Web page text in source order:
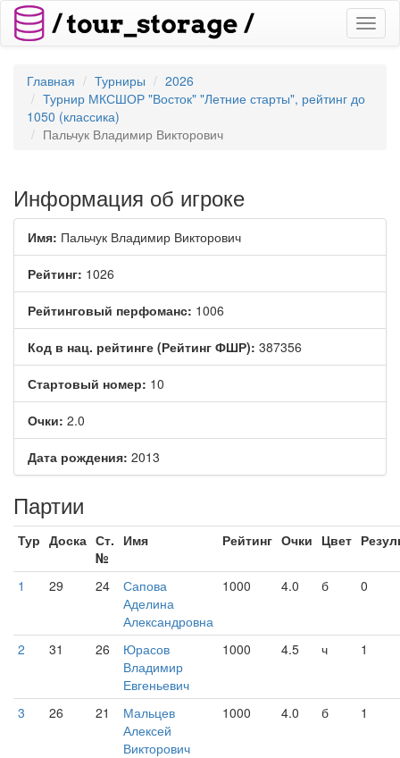
Главная Турниры
2026
Турнир МКСШОР "Восток" "Летние старты", рейтинг до
1050 (классика)
Пальчук Владимир Викторович
Информация об игроке
Имя: Пальчук Владимир Викторович
Рейтинг: 1026
Рейтинговый перфоманс: 1006
Код в нац. рейтинге (Рейтинг ФШР): 387356
Стартовый номер: 10
Очки: 2.0
Дата рождения: 2013
Партии
Тур Доска Ст.
№
Имя Рейтинг Очки Цвет
1 29 24
Сапова
Аделина
Александровна
1000 4.0 б 0
2 31 26
Юрасов
Владимир
Евгеньевич
1000 4.5 ч 1
3 26 21
Мальцев
Алексей
Викторович
1000 4.0 б 1